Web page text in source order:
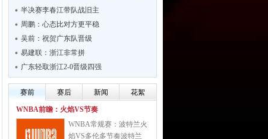
半决赛李春江带队战旧主
周鹏：心态比对方更平稳
吴前：祝贺广东队晋级
易建联：浙江非常拼
广东轻取浙江2-0晋级四强
赛前 赛后 新闻 花絮
WNBA前瞻：火焰VS节奏
WNBA常规赛：波特兰火
焰VS多伦多节奏波特兰